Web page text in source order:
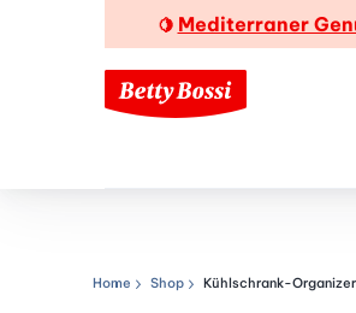
🍋 Mediterraner
Navigationspfad
Home Shop Kühlschrank-